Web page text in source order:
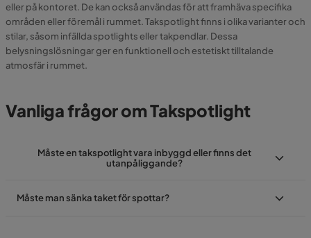
eller på kontoret. De kan också användas för att framhäva specifika
områden eller föremål i rummet. Takspotlight finns i olika varianter och
stilar, såsom infällda spotlights eller takpendlar. Dessa
belysningslösningar ger en funktionell och estetiskt tilltalande
atmosfär i rummet.
Vanliga frågor om Takspotlight
Måste en takspotlight vara inbyggd eller finns det
utanpåliggande?
Måste man sänka taket för spottar?